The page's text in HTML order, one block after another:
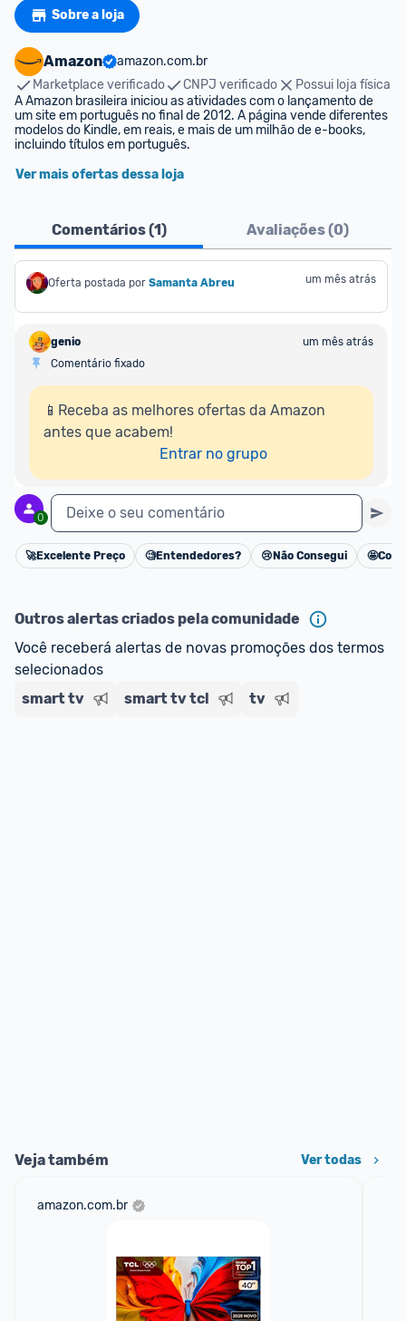
Sobre a loja
Amazon
amazon.com.br
Marketplace verificado
CNPJ verificado
Possui loja física
A Amazon brasileira iniciou as atividades com o lançamento de
um site em português no final de 2012. A página vende diferentes
modelos do Kindle, em reais, e mais de um milhão de e-books,
incluindo títulos em português.
Ver mais ofertas dessa loja
Comentários (1) Avaliações (0)
Oferta postada por Samanta Abreu um mês atrás
genio
um mês atrás
Comentário fixado
📱Receba as melhores ofertas da Amazon
antes que acabem!
Entrar no grupo
0 Deixe o seu comentário
Cancelar
🚀Excelente Preço 🧐Entendedores? 😢 Não Consegui 🤩
Outros alertas criados pela comunidade
Você receberá alertas de novas promoções dos termos
selecionados
smart tv
smart tv tcl tv
Veja também Ver todas
amazon.com.br